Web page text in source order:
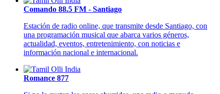
Comando 88.5 FM - Santiago
Estación de radio online, que transmite desde Santiago, con
una programación musical que abarca varios géneros,
actualidad, eventos, entretenimiento, con noticias e
información nacional e internacional.
Romance 877